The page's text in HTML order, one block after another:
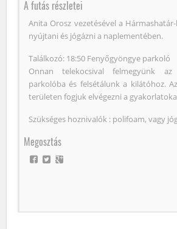
A futás részletei
Anita Orosz vezetésével a
nyújtani és jógázni a naplementében.
Találkozó: 18:50 Fenyőgyöngye parkoló
Onnan telekocsival felmegyünk az
parkolóba és felsétálunk a kilátóhoz.
területen fogjuk elvégezni a
Szükséges hoznivalók : polifoam, vagy
Megosztás